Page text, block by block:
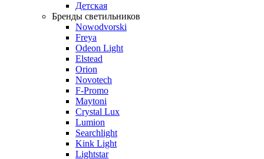
Детская
Бренды светильников
Nowodvorski
Freya
Odeon Light
Elstead
Orion
Novotech
F-Promo
Maytoni
Crystal Lux
Lumion
Searchlight
Kink Light
Lightstar